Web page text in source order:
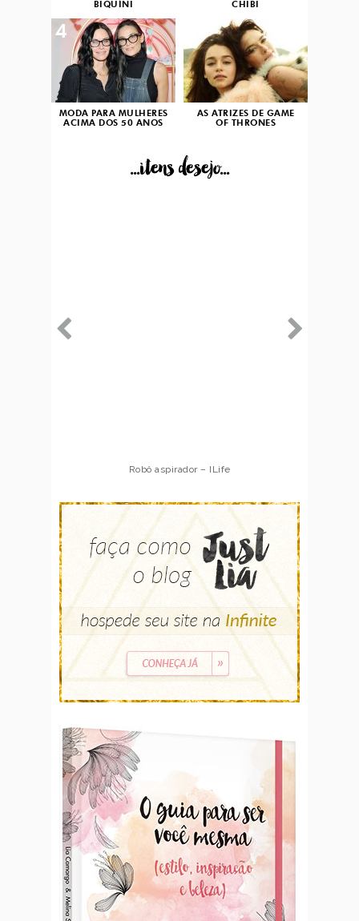
BIQUÍNI CHIBI
MODA PARA MULHERES
ACIMA DOS 50 ANOS
4
AS ATRIZES DE GAME
OF THRONES
...itens desejo...
Robô aspirador – ILife